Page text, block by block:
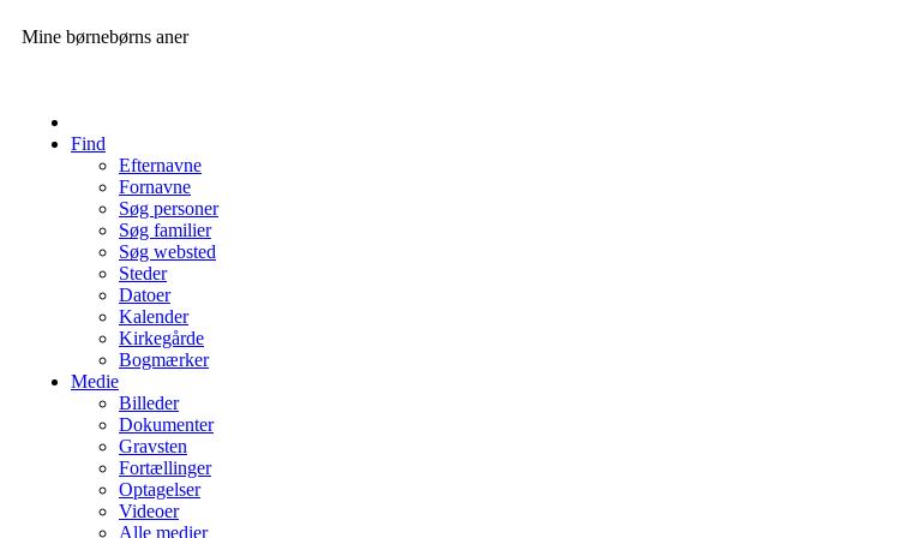
Mine børnebørns aner
Find
Efternavne
Fornavne
Søg personer
Søg familier
Søg websted
Steder
Datoer
Kalender
Kirkegårde
Bogmærker
Medie
Billeder
Dokumenter
Gravsten
Fortællinger
Optagelser
Videoer
Alle medier